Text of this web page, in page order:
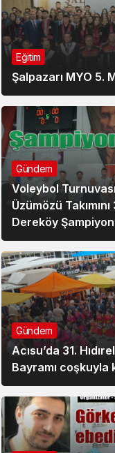
Eğitim
Şalpazarı MYO 5.
Gündem
Voleybol
Üzümözü
Dereköy
Gündem
Acısu’da 31.
Bayramı coşkuyla